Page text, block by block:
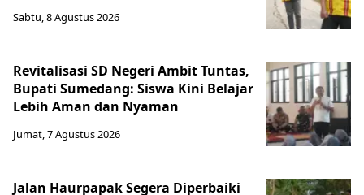
Sabtu, 8 Agustus 2026
Revitalisasi SD Negeri Ambit Tuntas,
Bupati Sumedang: Siswa Kini Belajar
Lebih Aman dan Nyaman
Jumat, 7 Agustus 2026
Jalan Haurpapak Segera Diperbaiki